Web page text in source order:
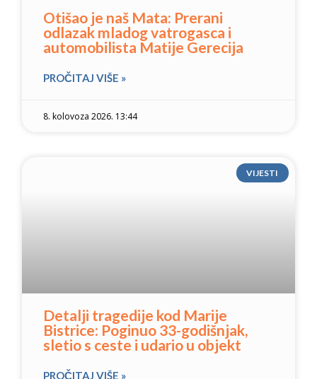
Otišao je naš Mata: Prerani
odlazak mladog vatrogasca i
automobilista Matije Gerecija
PROČITAJ VIŠE »
8. kolovoza 2026. 13:44
VIJESTI
Detalji tragedije kod Marije
Bistrice: Poginuo 33-godišnjak,
sletio s ceste i udario u objekt
PROČITAJ VIŠE »